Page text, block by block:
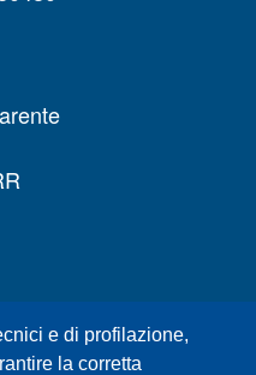
e di profilazione,
la corretta
il Pubblico